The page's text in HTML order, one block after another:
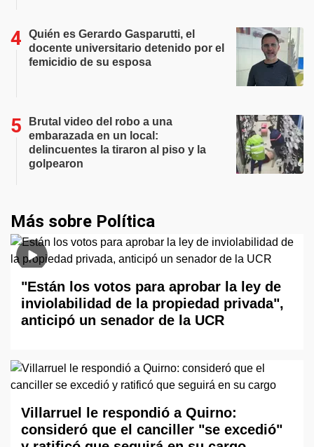
Quién es Gerardo Gasparutti, el
docente universitario detenido por el
femicidio de su esposa
Brutal video del robo a una
embarazada en un local:
delincuentes la tiraron al piso y la
golpearon
Más sobre Política
"Están los votos para aprobar la ley de
inviolabilidad de la propiedad privada",
anticipó un senador de la UCR
Villarruel le respondió a Quirno:
consideró que el canciller "se excedió"